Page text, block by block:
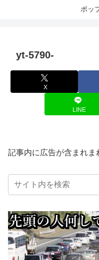
ポッ
yt-5790-
X
LINE
記事内に広告が含まれま